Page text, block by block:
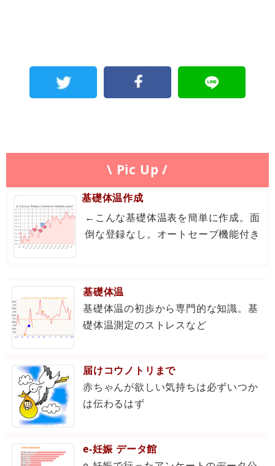
\ Pic Up /
基礎体温作成
←こんな基礎体温表を簡単に作成。面
倒な登録なし。オートセーブ機能付き
基礎体温
基礎体温の初歩から専門的な知識。基
礎体温測定のストレスなど
届けコウノトリまで
赤ちゃんが欲しい気持ちは必ずいつか
は伝わるはず
e-妊娠 データ館